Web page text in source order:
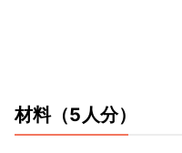
材料（5人分）